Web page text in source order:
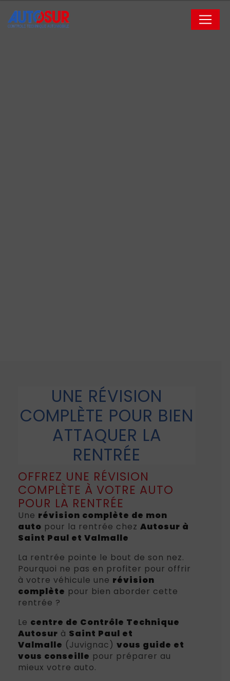
UNE RÉVISION
COMPLÈTE POUR BIEN
ATTAQUER LA
RENTRÉE
OFFREZ UNE RÉVISION
COMPLÈTE À VOTRE AUTO
POUR LA RENTRÉE
Une révision complète de mon
auto pour la rentrée chez Autosur à
Saint Paul et Valmalle
La rentrée pointe le bout de son nez.
Pourquoi ne pas en profiter pour offrir
à votre véhicule une révision
complète pour bien aborder cette
rentrée ?
Le centre de Contrôle Technique
Autosur à Saint Paul et
Valmalle (Juvignac) vous guide et
vous conseille pour préparer au
mieux votre auto.